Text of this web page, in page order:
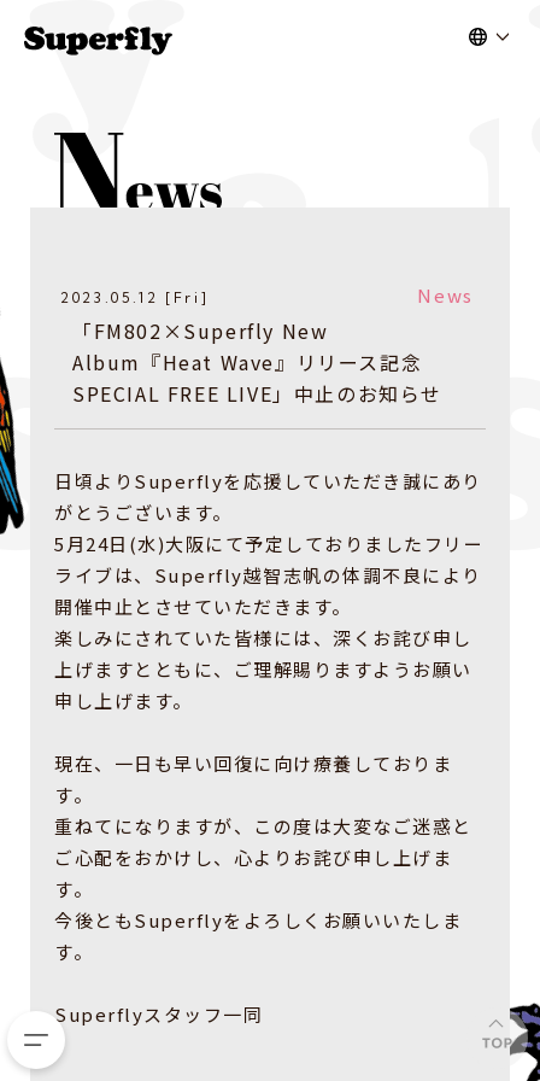
2023.05.12 [Fri] News
「FM802×Superfly New
Album『Heat Wave』リリース記念
SPECIAL FREE LIVE」中止のお知らせ
日頃よりSuperflyを応援していただき誠にあり
がとうございます。
5月24日(水)大阪にて予定しておりましたフリー
ライブは、Superfly越智志帆の体調不良により
開催中止とさせていただきます。
楽しみにされていた皆様には、深くお詫び申し
上げますとともに、ご理解賜りますようお願い
申し上げます。
現在、一日も早い回復に向け療養しておりま
す。
重ねてになりますが、この度は大変なご迷惑と
ご心配をおかけし、心よりお詫び申し上げま
す。
今後ともSuperflyをよろしくお願いいたしま
す。
Superflyスタッフ一同